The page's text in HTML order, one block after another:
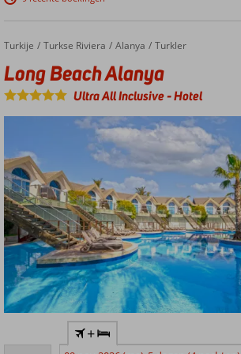
privégedeelte
Ruime
familiekamers
2
slaapkamers
Incl.
bitterballen
en
kroketten!
Home
Turkije Turkse Riviera Alanya Turkler
Long Beach Alanya
Long Beach Alanya
Ultra All Inclusive-Hotel
Fantastisch
en levendig
Zeer goed
+